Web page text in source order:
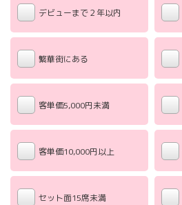
デビューまで２年以内
繁華街にある
客単価5,000円未満
客単価10,000円以上
セット面15席未満